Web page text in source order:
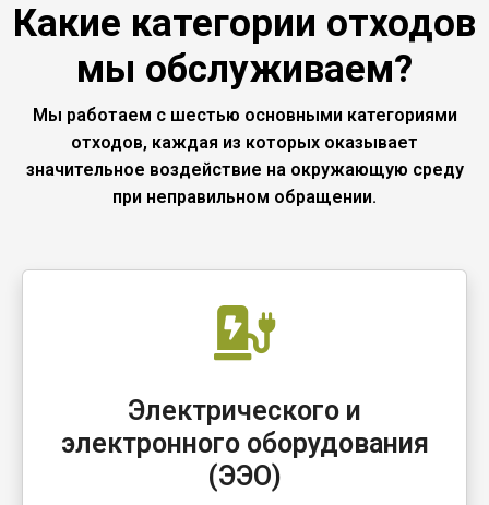
Какие категории отходов
мы обслуживаем?
Мы работаем с шестью основными категориями
отходов, каждая из которых оказывает
значительное воздействие на окружающую среду
при неправильном обращении.
Электрического и
электронного оборудования
(ЭЭО)